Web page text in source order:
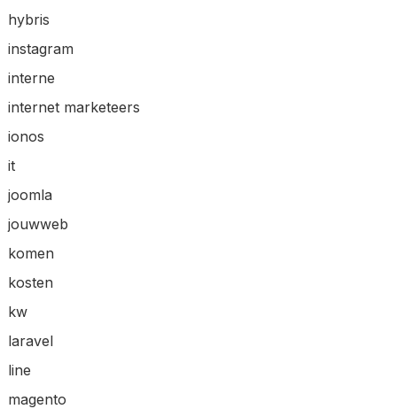
hybris
instagram
interne
internet marketeers
ionos
it
joomla
jouwweb
komen
kosten
kw
laravel
line
magento